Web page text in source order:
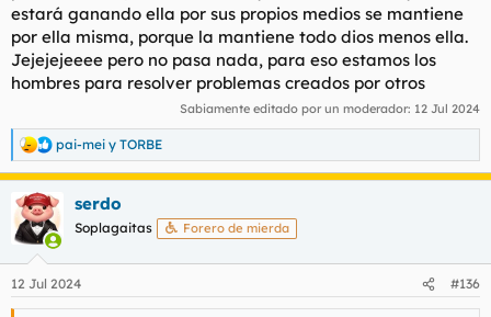
estará ganando ella por sus propios medios se mantiene
por ella misma, porque la mantiene todo dios menos ella.
Jejejejeeee pero no pasa nada, para eso estamos los
hombres para resolver problemas creados por otros
Sabiamente editado por un moderador: 12 Jul 2024
R
e
a
c
c
i
e
s
pai-mei y TORBE
serdo
Soplagaitas Forero de mierda
12 Jul 2024 #136